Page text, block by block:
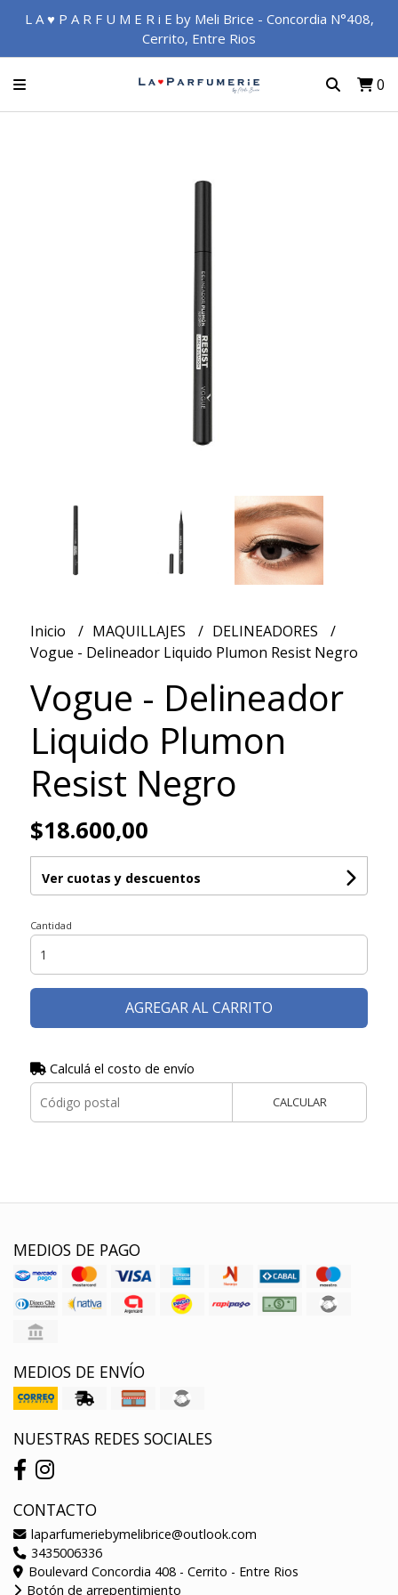
L A ♥ P A R F U M E R i E by Meli Brice - Concordia N°408,
Cerrito, Entre Rios
0
Inicio MAQUILLAJES
DELINEADORES
Vogue - Delineador Liquido Plumon Resist Negro
Vogue - Delineador
Liquido Plumon
Resist Negro
$18.600,00
Ver cuotas y descuentos
Cantidad
AGREGAR AL CARRITO
Calculá el costo de envío
CALCULAR
MEDIOS DE PAGO
MEDIOS DE ENVÍO
NUESTRAS REDES SOCIALES
CONTACTO
laparfumeriebymelibrice@outlook.com
3435006336
Boulevard Concordia 408 - Cerrito - Entre Rios
Botón de arrepentimiento